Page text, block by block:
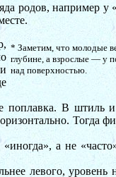
родов, например у
* Заметим, что молодые
глубине, а взрослые — у
над поверхностью.
В штиль и
Тогда
а не
левого, уровень